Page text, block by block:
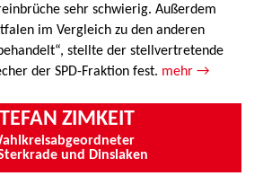
sehr schwierig. Außerdem
im Vergleich zu den anderen
stellte der stellvertretende
der SPD-Fraktion fest. mehr →
ZIMKEIT
und Dinslaken